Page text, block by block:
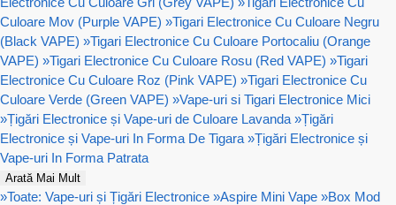
Culoare Mov (Purple VAPE) »Tigari Electronice Cu Culoare Negru
(Black VAPE) »Tigari Electronice Cu Culoare Portocaliu (Orange
VAPE) »Tigari Electronice Cu Culoare Rosu (Red VAPE) »Tigari
Electronice Cu Culoare Roz (Pink VAPE) »Tigari Electronice Cu
Culoare Verde (Green VAPE) »Vape-uri si Tigari Electronice Mici
»Țigări Electronice și Vape-uri de Culoare Lavanda »Țigări
Electronice și Vape-uri In Forma De Tigara »Țigări Electronice și
Vape-uri In Forma Patrata
Arată Mai Mult
»Toate: Vape-uri și Țigări Electronice »Aspire Mini Vape »Box Mod